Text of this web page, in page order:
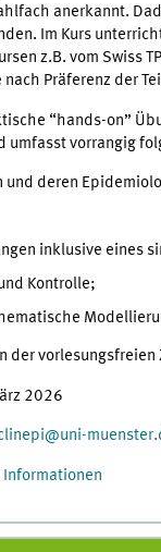
anerkannt.
Im Kurs
z.B. vom Swiss
Präferenz der
“hands-on”
umfasst vorrangig
deren
inklusive eines
Kontrolle;
der vorlesungsfreien
2026
@uni-